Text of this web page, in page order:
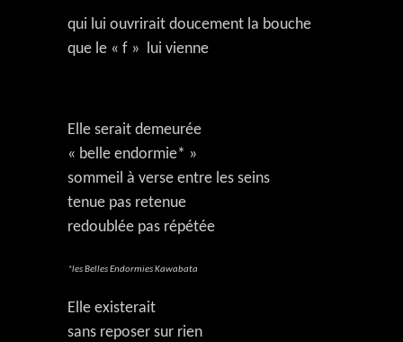
qui lui ouvrirait doucement la bouche
que le « f » lui vienne
Elle serait demeurée
« belle endormie* »
sommeil à verse entre les seins
tenue pas retenue
redoublée pas répétée
*les Belles Endormies Kawabata
Elle existerait
sans reposer sur rien